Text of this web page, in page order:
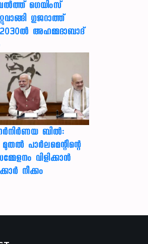
ഗെയിംസ്
ഗുജറാത്ത്
2030ൽ അഹമ്മദാബാദ്
ബിൽ:
പാർലമെന്റിന്റെ
വിളിക്കാൻ
നീക്കം